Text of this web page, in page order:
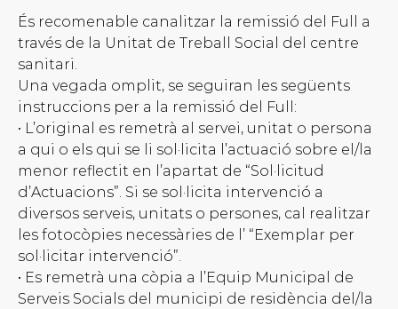
És recomenable canalitzar la remissió del Full a
través de la Unitat de Treball Social del centre
sanitari.
Una vegada omplit, se seguiran les següents
instruccions per a la remissió del Full:
• L’original es remetrà al servei, unitat o persona
a qui o els qui se li sol·licita l’actuació sobre el/la
menor reflectit en l’apartat de “Sol·licitud
d’Actuacions”. Si se sol·licita intervenció a
diversos serveis, unitats o persones, cal realitzar
les fotocòpies necessàries de l’ “Exemplar per
sol·licitar intervenció”.
• Es remetrà una còpia a l’Equip Municipal de
Serveis Socials del municipi de residència del/la